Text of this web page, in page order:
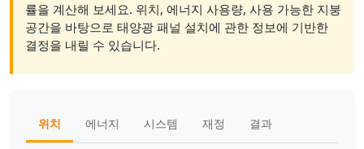
률을 계산해 보세요. 위치, 에너지 사용량, 사용 가능한 지붕
공간을 바탕으로 태양광 패널 설치에 관한 정보에 기반한
결정을 내릴 수 있습니다.
위치 에너지 시스템 재정 결과